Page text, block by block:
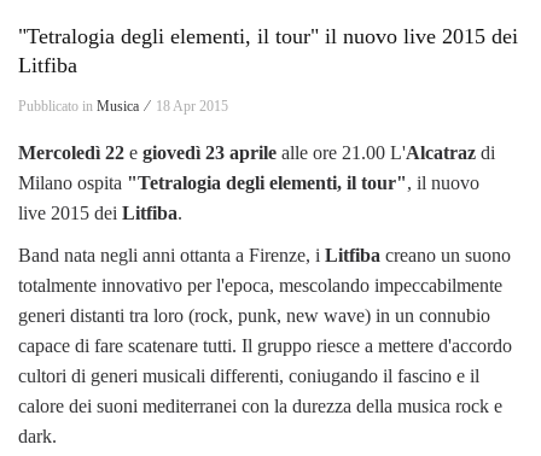
"Tetralogia degli elementi, il tour" il nuovo live 2015 dei
Litfiba
Pubblicato in Musica ⁄ 18 Apr 2015
Mercoledì 22 e giovedì 23 aprile alle ore 21.00 L'Alcatraz di
Milano ospita "Tetralogia degli elementi, il tour", il nuovo
live 2015 dei Litfiba.
Band nata negli anni ottanta a Firenze, i Litfiba creano un suono
totalmente innovativo per l'epoca, mescolando impeccabilmente
generi distanti tra loro (rock, punk, new wave) in un connubio
capace di fare scatenare tutti. Il gruppo riesce a mettere d'accordo
cultori di generi musicali differenti, coniugando il fascino e il
calore dei suoni mediterranei con la durezza della musica rock e
dark.